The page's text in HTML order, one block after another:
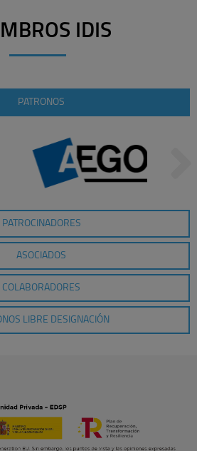
IDIS
PATRONOS
PATROCINADORES
ASOCIADOS
COLABORADORES
LIBRE DESIGNACIÓN